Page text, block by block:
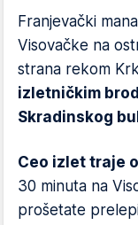
Franjevački
Visovačke na
strana rekom
izletničkim
Skradinskog
Ceo izlet traje
30 minuta na
prošetate